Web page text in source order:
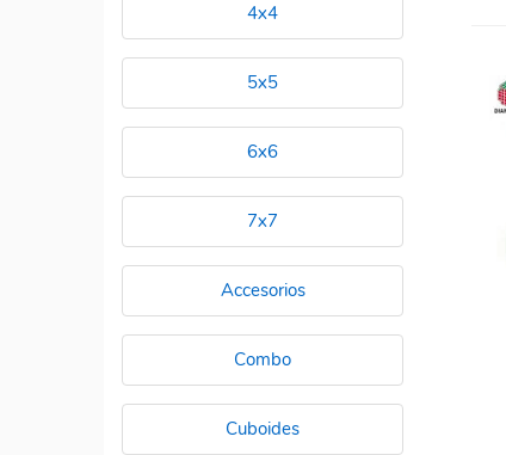
4x4
5x5
6x6
7x7
Accesorios
Combo
Cuboides